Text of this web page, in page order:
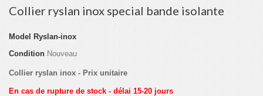
Collier ryslan inox special bande isolante
Model
Ryslan-inox
Condition Nouveau
Collier ryslan inox - Prix unitaire
En cas de rupture de stock - délai 15-20 jours